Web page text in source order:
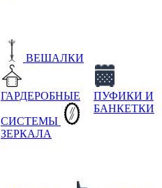
ВЕШАЛКИ
ГАРДЕРОБНЫЕ
СИСТЕМЫ
ЗЕРКАЛА
ПУФИКИ И
БАНКЕТКИ